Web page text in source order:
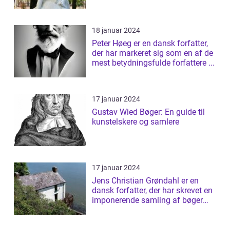
18 januar 2024
Peter Høeg er en dansk forfatter,
der har markeret sig som en af de
mest betydningsfulde forfattere ...
17 januar 2024
Gustav Wied Bøger: En guide til
kunstelskere og samlere
17 januar 2024
Jens Christian Grøndahl er en
dansk forfatter, der har skrevet en
imponerende samling af bøger